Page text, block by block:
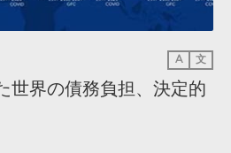
A 文
世界の債務負担、決定的